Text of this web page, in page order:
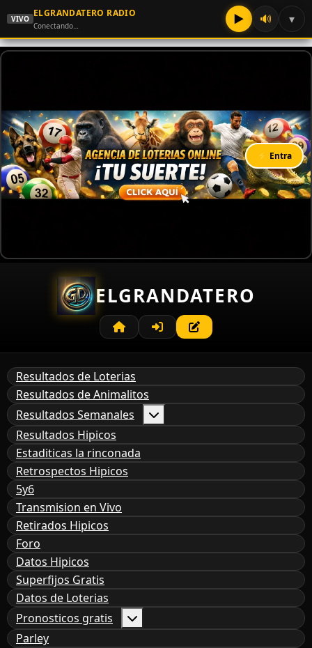
VIVO
ELGRANDATERO RADIO
Conectando… ▶ 🔊 ▾
⚡ Entra
ELGRANDATERO
Resultados de Loterias
Resultados de Animalitos
Resultados Semanales
Resultados Hipicos
Estaditicas la rinconada
Retrospectos Hipicos
5y6
Transmision en Vivo
Retirados Hipicos
Foro
Datos Hipicos
Superfijos Gratis
Datos de Loterias
Pronosticos gratis
Parley